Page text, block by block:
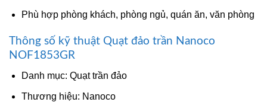
Phù hợp phòng khách, phòng ngủ, quán ăn, văn phòng
Thông số kỹ thuật Quạt đảo trần Nanoco
NOF1853GR
Danh mục: Quạt trần đảo
Thương hiệu: Nanoco